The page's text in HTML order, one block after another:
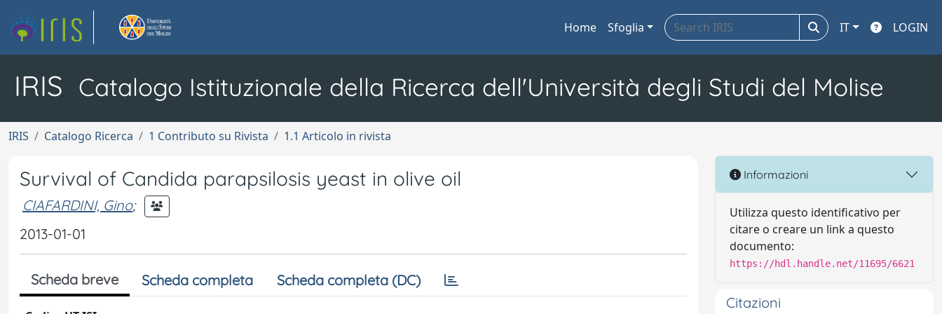
Home Sfoglia IT LOGIN
IRIS Catalogo Istituzionale della Ricerca dell'Università degli Studi del Molise
IRIS Catalogo Ricerca 1 Contributo su Rivista 1.1 Articolo in rivista
Survival of Candida parapsilosis yeast in olive oil
CIAFARDINI, Gino;
2013-01-01
Scheda breve Scheda completa Scheda completa (DC)
Informazioni
Utilizza questo identificativo per
citare o creare un link a questo
documento:
https://hdl.handle.net/11695/6621
Citazioni